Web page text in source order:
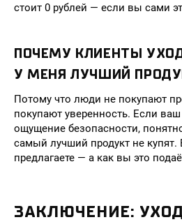
стоит 0 рублей — если вы сами
ПОЧЕМУ КЛИЕНТЫ
У МЕНЯ ЛУЧШИЙ
Потому что люди не покупают
покупают уверенность. Если ваш
ощущение безопасности,
самый лучший продукт не
предлагаете — а как вы это
ЗАКЛЮЧЕНИЕ: